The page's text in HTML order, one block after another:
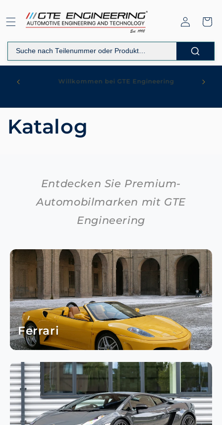
zum
Inhalt
Einloggen
RESTAURIERUNG | MARKTPLATZ |
Katalog
Entdecken Sie Premium-
Automobilmarken mit GTE
Engineering
Ferrari